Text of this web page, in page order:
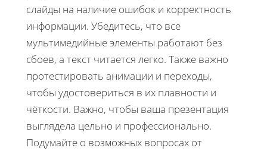
слайды на наличие ошибок и корректность
информации. Убедитесь, что все
мультимедийные элементы работают без
сбоев, а текст читается легко. Также важно
протестировать анимации и переходы,
чтобы удостовериться в их плавности и
чёткости. Важно, чтобы ваша презентация
выглядела цельно и профессионально.
Подумайте о возможных вопросах от